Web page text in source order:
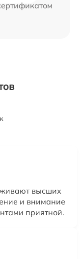
высших
и внимание
приятной.